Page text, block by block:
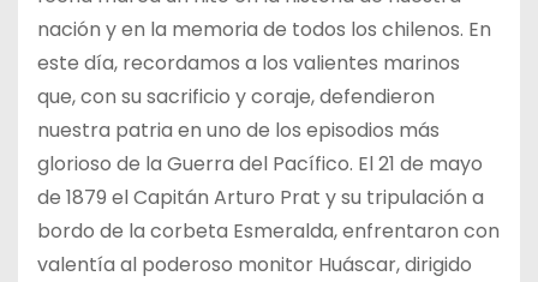
nación y en la memoria de todos los chilenos. En
este día, recordamos a los valientes marinos
que, con su sacrificio y coraje, defendieron
nuestra patria en uno de los episodios más
glorioso de la Guerra del Pacífico. El 21 de mayo
de 1879 el Capitán Arturo Prat y su tripulación a
bordo de la corbeta Esmeralda, enfrentaron con
valentía al poderoso monitor Huáscar, dirigido